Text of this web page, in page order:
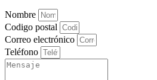
Nombre
Codigo postal
Correo electrónico
Teléfono